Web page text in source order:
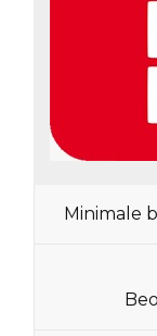
Minimale